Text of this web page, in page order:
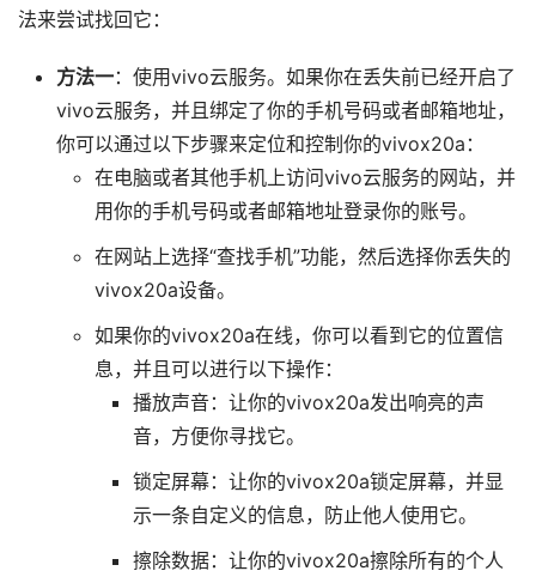
法来尝试找回它：
方法一：使用vivo云服务。如果你在丢失前已经开启了
vivo云服务，并且绑定了你的手机号码或者邮箱地址，
你可以通过以下步骤来定位和控制你的vivox20a：
在电脑或者其他手机上访问vivo云服务的网站，并
用你的手机号码或者邮箱地址登录你的账号。
在网站上选择“查找手机”功能，然后选择你丢失的
vivox20a设备。
如果你的vivox20a在线，你可以看到它的位置信
息，并且可以进行以下操作：
播放声音：让你的vivox20a发出响亮的声
音，方便你寻找它。
锁定屏幕：让你的vivox20a锁定屏幕，并显
示一条自定义的信息，防止他人使用它。
擦除数据：让你的vivox20a擦除所有的个人